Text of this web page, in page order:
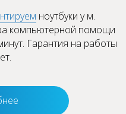
ноутбуки у м.
компьютерной помощи
Гарантия на работы